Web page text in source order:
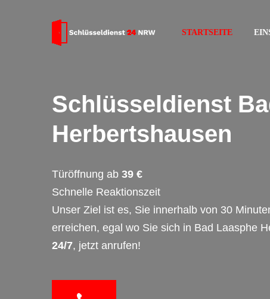
STARTSEITE
Schlüsseldienst
Herbertshausen
Türöffnung ab 39 €
Schnelle Reaktionszeit
Unser Ziel ist es, Sie innerhalb von 30
erreichen, egal wo Sie sich in Bad Laasphe
24/7, jetzt anrufen!